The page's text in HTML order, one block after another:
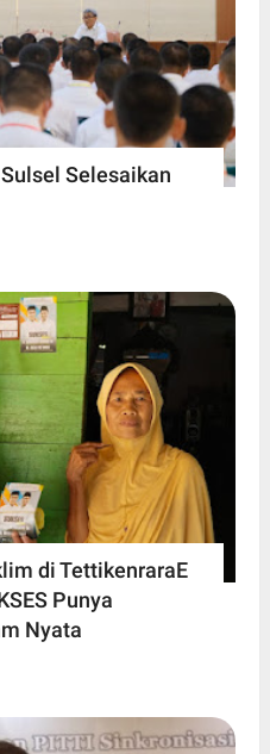
Selesaikan
di TettikenraraE
Punya
Nyata